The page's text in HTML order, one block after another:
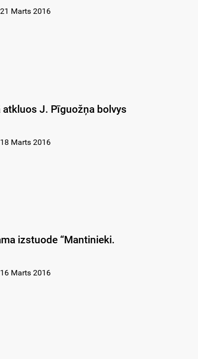
21 Marts 2016
atkluos J. Pīguožņa bolvys
18 Marts 2016
izstuode “Mantinieki.
16 Marts 2016